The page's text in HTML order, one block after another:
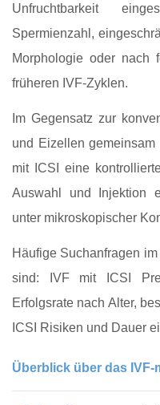
Unfruchtbarkeit
Spermienzahl,
Morphologie oder nach
früheren IVF‑Zyklen.
Im Gegensatz zur
und Eizellen
mit ICSI eine
Auswahl und Injektion
unter mikroskopischer
Häufige Suchanfragen
sind: IVF mit ICSI
Erfolgsrate nach Alter,
ICSI Risiken und Dauer
Überblick über das